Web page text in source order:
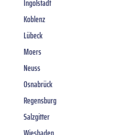
Koblenz
Lübeck
Moers
Neuss
Osnabrück
Regensburg
Salzgitter